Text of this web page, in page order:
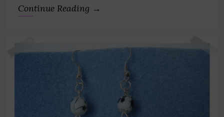
Continue Reading →